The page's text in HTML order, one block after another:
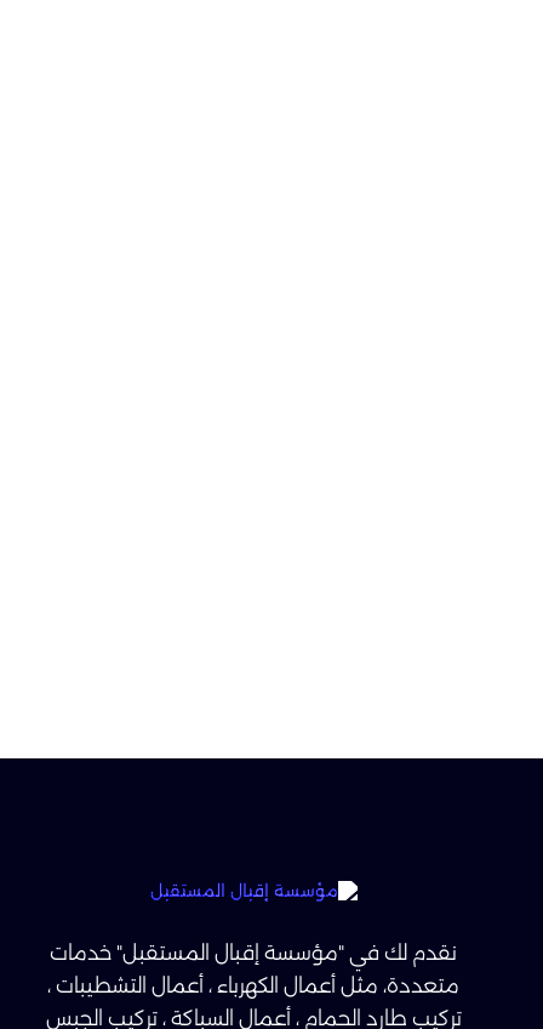
نقدم لك في "مؤسسة إقبال المستقبل" خدمات
متعددة، مثل أعمال الكهرباء ، أعمال التشطيبات ،
تركيب طارد الحمام ، أعمال السباكة ، تركيب الجبس